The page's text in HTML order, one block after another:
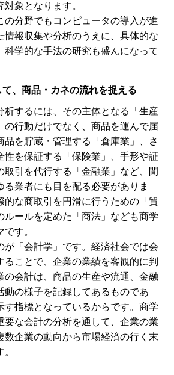
象となります。
分野でもコンピュータの導入が進
情報収集や分析のうえに、具体的な
科学的な手法の研究も盛んになって
、商品・カネの流れを捉える
するには、その主体となる「生産
の行動だけでなく、商品を運んで届
品を貯蔵・管理する「倉庫業」、さ
性を保証する「保険業」、手形や証
取引を代行する「金融業」など、間
る業者にも目を配る必要がありま
的な商取引を円滑に行うための「貿
ルールを定めた「商法」なども商学
す。
「会計学」です。経済社会では会
ることで、企業の業績を客観的に判
の会計は、商品の生産や流通、金融
動の様子を記録してあるものであ
す指標となっているからです。商学
要な会計の分析を通して、企業の業
数企業の動向から市場経済の行く末